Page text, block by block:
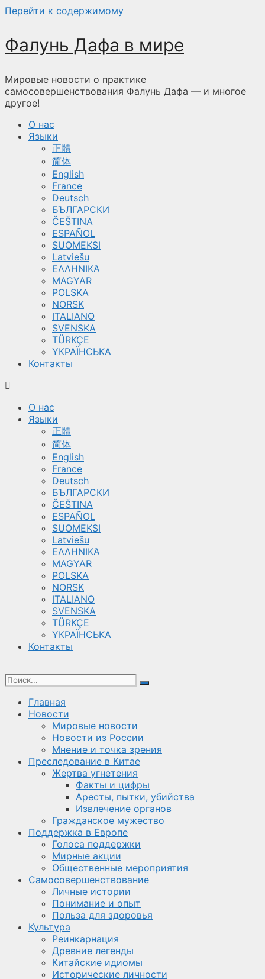
Перейти к содержимому
Фалунь Дафа в мире
Мировые новости о практике
самосовершенствования Фалунь Дафа — и многое
другое!
О нас
Языки
正體
简体
English
France
Deutsch
БЪЛГАРСКИ
ČEŠTINA
ESPAÑOL
SUOMEKSI
Latviešu
ΕΛΛΗΝΙΚΆ
MAGYAR
POLSKA
NORSK
ITALIANO
SVENSKA
TÜRKÇE
YКРАЇНСЬКА
Контакты
О нас
Языки
正體
简体
English
France
Deutsch
БЪЛГАРСКИ
ČEŠTINA
ESPAÑOL
SUOMEKSI
Latviešu
ΕΛΛΗΝΙΚΆ
MAGYAR
POLSKA
NORSK
ITALIANO
SVENSKA
TÜRKÇE
YКРАЇНСЬКА
Контакты
Главная
Новости
Мировые новости
Новости из России
Мнение и точка зрения
Преследование в Китае
Жертва угнетения
Факты и цифры
Аресты, пытки, убийства
Извлечение органов
Гражданское мужество
Поддержка в Европе
Голоса поддержки
Мирные акции
Общественные мероприятия
Самосовершенствование
Личные истории
Понимание и опыт
Польза для здоровья
Культура
Реинкарнация
Древние легенды
Китайские идиомы
Исторические личности